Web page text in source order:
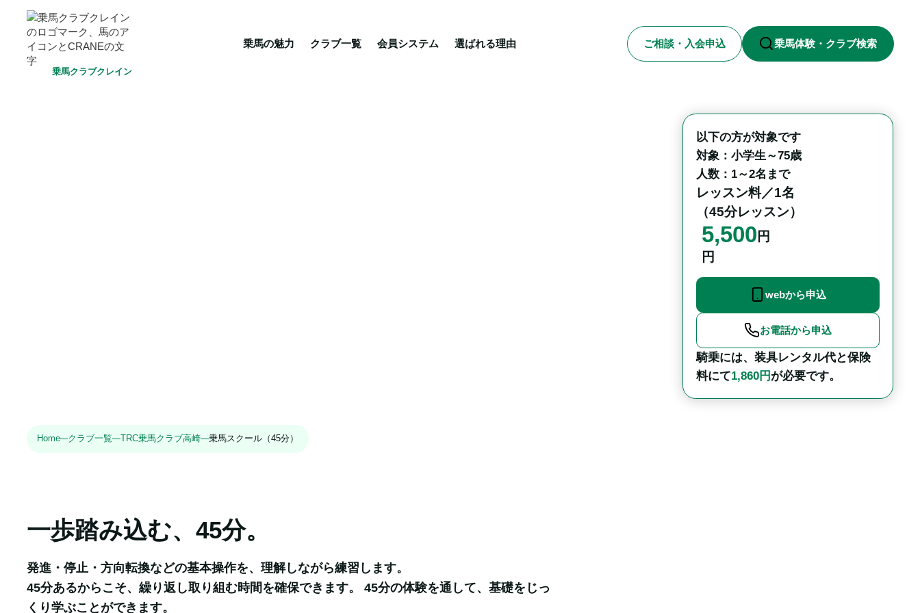
乗馬クラブクレイン
乗馬の魅力 クラブ一覧 会員システム 選ばれる理由 ご相談・入会申込 乗馬体験・クラブ検索
HOME 乗馬の魅力 クラブ一覧
Home クラブ一覧 TRC乗馬クラブ高崎 乗馬スクール（45分）
以下の方が対象です
対象：小学生～75歳
人数：1～2名まで
レッスン料／1名
（45分レッスン）
5,500 円
円
webから申込
お電話から申込
騎乗には、装具レンタル代と保険
料にて1,860円が必要です。
一歩踏み込む、45分。
発進・停止・方向転換などの基本操作を、理解しながら練習します。
45分あるからこそ、繰り返し取り組む時間を確保できます。 45分の体験を通して、基礎をじっ
くり学ぶことができます。